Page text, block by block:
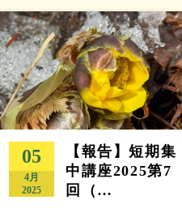
05
4月
2025
【報告】短期集
中講座2025第7
回（…